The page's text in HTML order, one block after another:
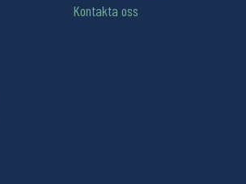
Kontakta oss